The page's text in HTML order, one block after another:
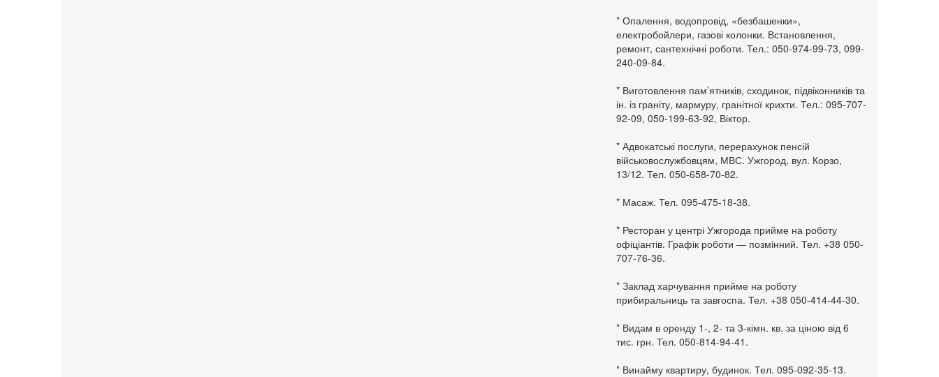
* Опалення, водопровід, «безбашенки»,
електробойлери, газові колонки. Встановлення,
ремонт, сантехнічні роботи. Тел.: 050-974-99-73, 099-
240-09-84.
* Виготовлення пам’ятників, сходинок, підвіконників та
ін. із граніту, мармуру, гранітної крихти. Тел.: 095-707-
92-09, 050-199-63-92, Віктор.
* Адвокатські послуги, перерахунок пенсій
військовослужбовцям, МВС. Ужгород, вул. Корзо,
13/12. Тел. 050-658-70-82.
* Масаж. Тел. 095-475-18-38.
* Ресторан у центрі Ужгорода прийме на роботу
офіціантів. Графік роботи — позмінний. Тел. +38 050-
707-76-36.
* Заклад харчування прийме на роботу
прибиральниць та завгоспа. Тел. +38 050-414-44-30.
* Видам в оренду 1-, 2- та 3-кімн. кв. за ціною від 6
тис. грн. Тел. 050-814-94-41.
* Винайму квартиру, будинок. Тел. 095-092-35-13.